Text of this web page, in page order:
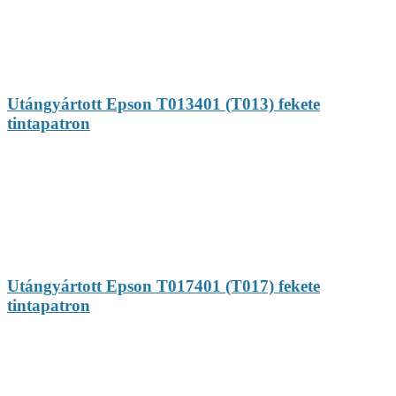
Utángyártott Epson T013401 (T013) fekete
tintapatron
Utángyártott Epson T017401 (T017) fekete
tintapatron